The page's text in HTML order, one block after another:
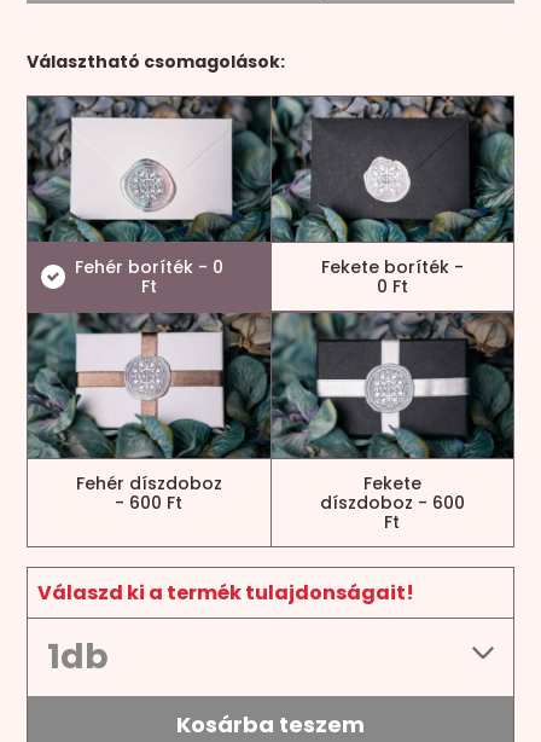
Választható csomagolások:
Fehér boríték - 0
Ft
Fekete boríték -
0 Ft
Fehér díszdoboz
- 600 Ft
Fekete
díszdoboz - 600
Ft
Válaszd ki a termék tulajdonságait!
Kosárba teszem